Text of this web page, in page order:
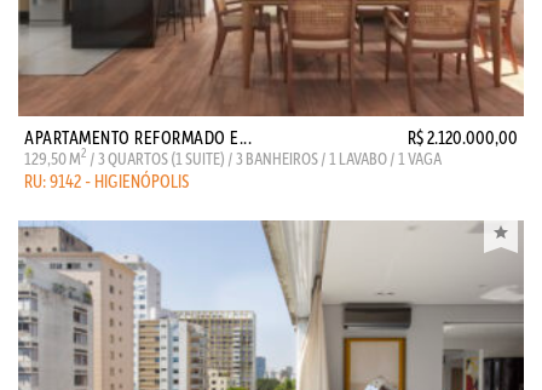
APARTAMENTO REFORMADO E... R$ 2.120.000,00
129,50 M2 / 3 QUARTOS (1 SUITE) / 3 BANHEIROS / 1 LAVABO / 1 VAGA
RU: 9142 - HIGIENÓPOLIS